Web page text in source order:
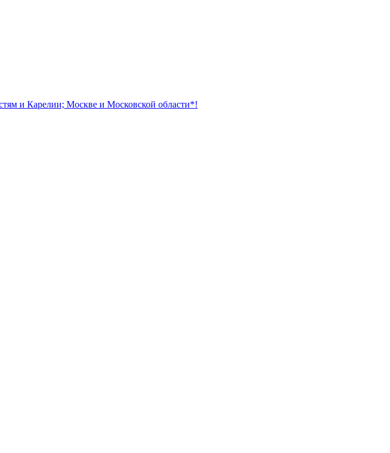
и Карелии; Москве и Московской области*!